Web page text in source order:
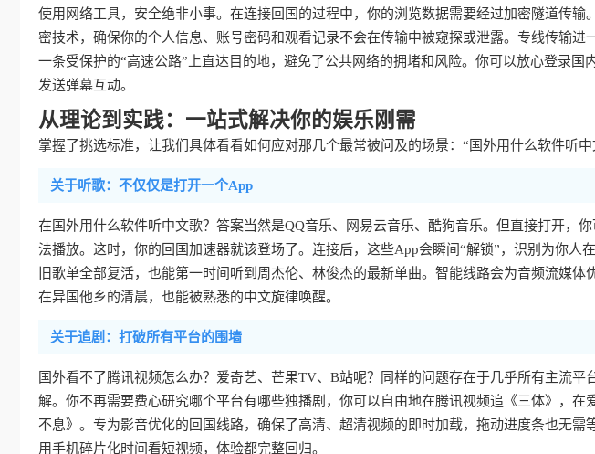
使用网络工具，安全绝非小事。在连接回国的过程中，你的浏览数据需要经过加密隧道传输
密技术，确保你的个人信息、账号密码和观看记录不会在传输中被窥探或泄露。专线传输进
一条受保护的“高速公路”上直达目的地，避免了公共网络的拥堵和风险。你可以放心登录国
发送弹幕互动。
从理论到实践：一站式解决你的娱乐刚需
掌握了挑选标准，让我们具体看看如何应对那几个最常被问及的场景：“国外用什么软件听中
关于听歌：不仅仅是打开一个App
在国外用什么软件听中文歌？答案当然是QQ音乐、网易云音乐、酷狗音乐。但直接打开，
法播放。这时，你的回国加速器就该登场了。连接后，这些App会瞬间“解锁”，识别为你人
旧歌单全部复活，也能第一时间听到周杰伦、林俊杰的最新单曲。智能线路会为音频流媒
在异国他乡的清晨，也能被熟悉的中文旋律唤醒。
关于追剧：打破所有平台的围墙
国外看不了腾讯视频怎么办？爱奇艺、芒果TV、B站呢？同样的问题存在于几乎所有主流平
解。你不再需要费心研究哪个平台有哪些独播剧，你可以自由地在腾讯视频追《三体》，在
不息》。专为影音优化的回国线路，确保了高清、超清视频的即时加载，拖动进度条也无需
用手机碎片化时间看短视频，体验都完整回归。